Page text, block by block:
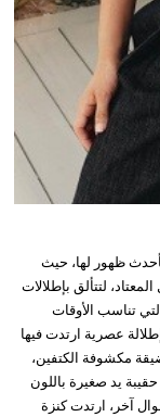
ظهور لها، حيث
لتتألق بإطلالات
تناسب الأوقات
عصرية ارتدت فيها
مكشوفة الكتفين،
يد صغيرة باللون
آخر، ارتدت كنزة